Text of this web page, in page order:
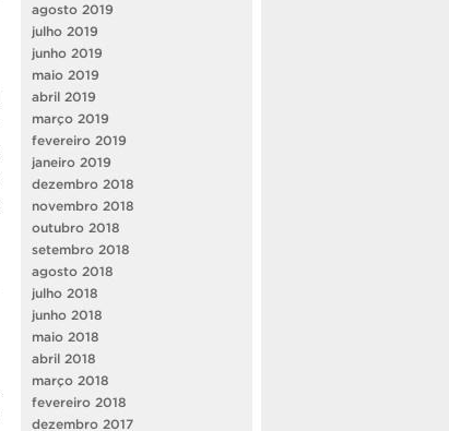
agosto 2019
julho 2019
junho 2019
maio 2019
abril 2019
março 2019
fevereiro 2019
janeiro 2019
dezembro 2018
novembro 2018
outubro 2018
setembro 2018
agosto 2018
julho 2018
junho 2018
maio 2018
abril 2018
março 2018
fevereiro 2018
dezembro 2017